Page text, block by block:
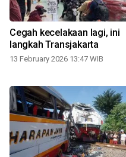
Cegah kecelakaan lagi, ini
langkah Transjakarta
13 February 2026 13:47 WIB